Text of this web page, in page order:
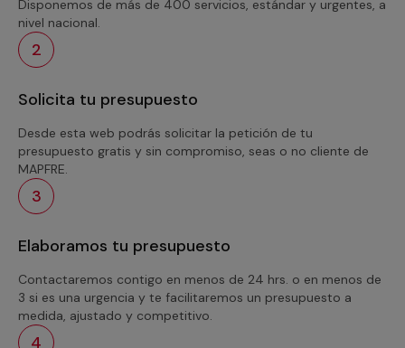
Disponemos de más de 400 servicios, estándar y urgentes, a
nivel nacional.
2
Solicita tu presupuesto
Desde esta web podrás solicitar la petición de tu
presupuesto gratis y sin compromiso, seas o no cliente de
MAPFRE.
3
Elaboramos tu presupuesto
Contactaremos contigo en menos de 24 hrs. o en menos de
3 si es una urgencia y te facilitaremos un presupuesto a
medida, ajustado y competitivo.
4